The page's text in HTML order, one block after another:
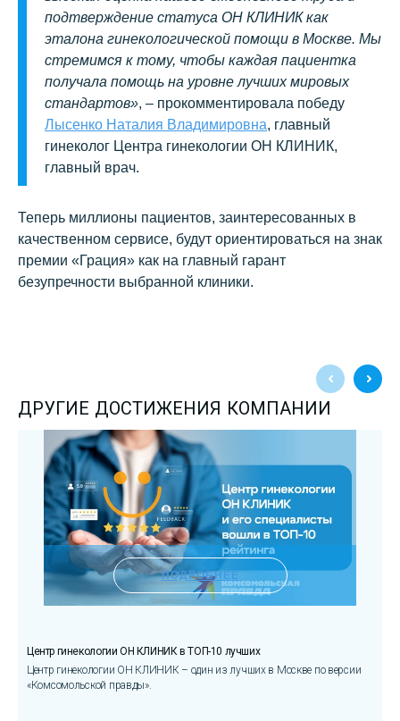
подтверждение статуса ОН КЛИНИК как
эталона гинекологической помощи в Москве. Мы
стремимся к тому, чтобы каждая пациентка
получала помощь на уровне лучших мировых
стандартов», – прокомментировала победу
Лысенко Наталия Владимировна, главный
гинеколог Центра гинекологии ОН КЛИНИК,
главный врач.
Теперь миллионы пациентов, заинтересованных в
качественном сервисе, будут ориентироваться на знак
премии «Грация» как на главный гарант
безупречности выбранной клиники.
ДРУГИЕ ДОСТИЖЕНИЯ КОМПАНИИ
ПОДРОБНЕЕ
Центр гинекологии ОН КЛИНИК в ТОП-10 лучших
Центр гинекологии ОН КЛИНИК – один из лучших в Москве по версии
«Комсомольской правды».